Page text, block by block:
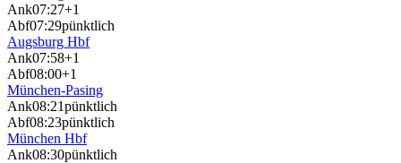
Ank07:27+1
Abf07:29pünktlich
Augsburg Hbf
Ank07:58+1
Abf08:00+1
München-Pasing
Ank08:21pünktlich
Abf08:23pünktlich
München Hbf
Ank08:30pünktlich